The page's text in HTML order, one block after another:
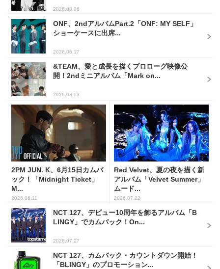
2026.08.06
ONF、2ndアルバムPart.2「ONF: MY SELF」
ショーケースに出席...
2026.06.17
&TEAM、愛と成長を描くプロローグ映像公
開！2ndミニアルバム「Mark on...
2026.08.03
2PM JUN. K、6月15日カムバ
ック！「Midnight Ticket」
M...
2026.06.11
Red Velvet、夏の夜を描く新
アルバム「Velvet Summer」
ムード...
2026.07.22
NCT 127、デビュー10周年を飾るアルバム「B
LINGY」でカムバック！On...
2026.07.27
NCT 127、カムバック・カウントダウン開始！
「BLINGY」のプロモーション...